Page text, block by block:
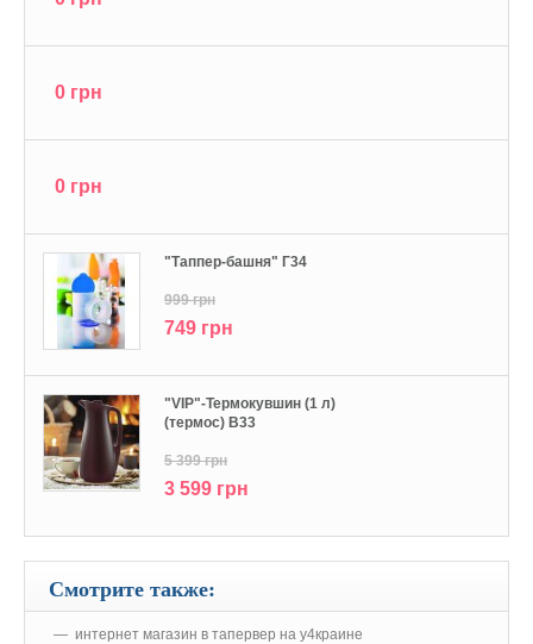
0 грн
0 грн
"Tаппер-башня" Г34
999 грн
749 грн
"VIP"-Термокувшин (1 л)
(термос) В33
5 399 грн
3 599 грн
Смотрите также:
интернет магазин в тапервер на у4краине